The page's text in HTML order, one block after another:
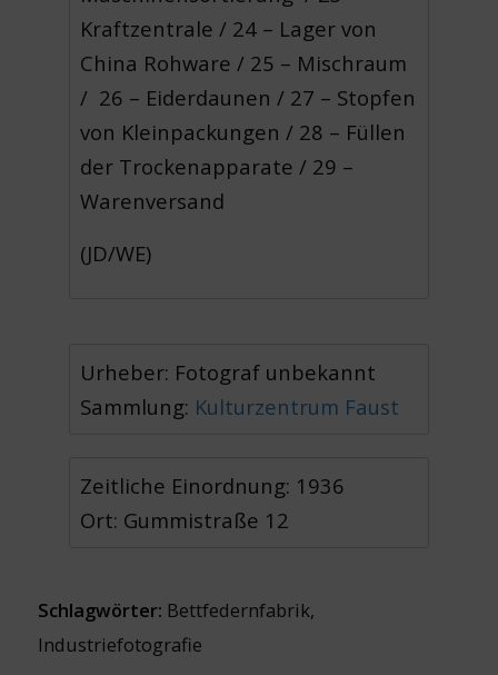
Kraftzentrale / 24 – Lager von
China Rohware / 25 – Mischraum
/ 26 – Eiderdaunen / 27 – Stopfen
von Kleinpackungen / 28 – Füllen
der Trockenapparate / 29 –
Warenversand
(JD/WE)
Urheber: Fotograf unbekannt
Sammlung: Kulturzentrum Faust
Zeitliche Einordnung: 1936
Ort: Gummistraße 12
Schlagwörter: Bettfedernfabrik,
Industriefotografie